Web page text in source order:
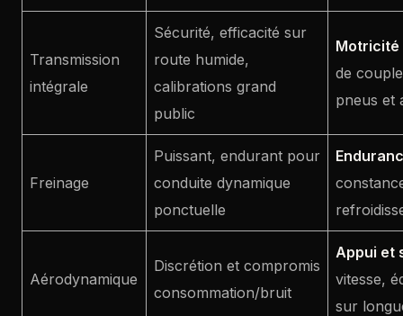
Transmission
intégrale
Sécurité, efficacité sur
route humide,
calibrations grand
public
Motricité
de
pneus et
Freinage
Puissant, endurant pour
conduite dynamique
ponctuelle
Aérodynamique
Discrétion et compromis
consommation/bruit
Appui et
vitesse,
sur